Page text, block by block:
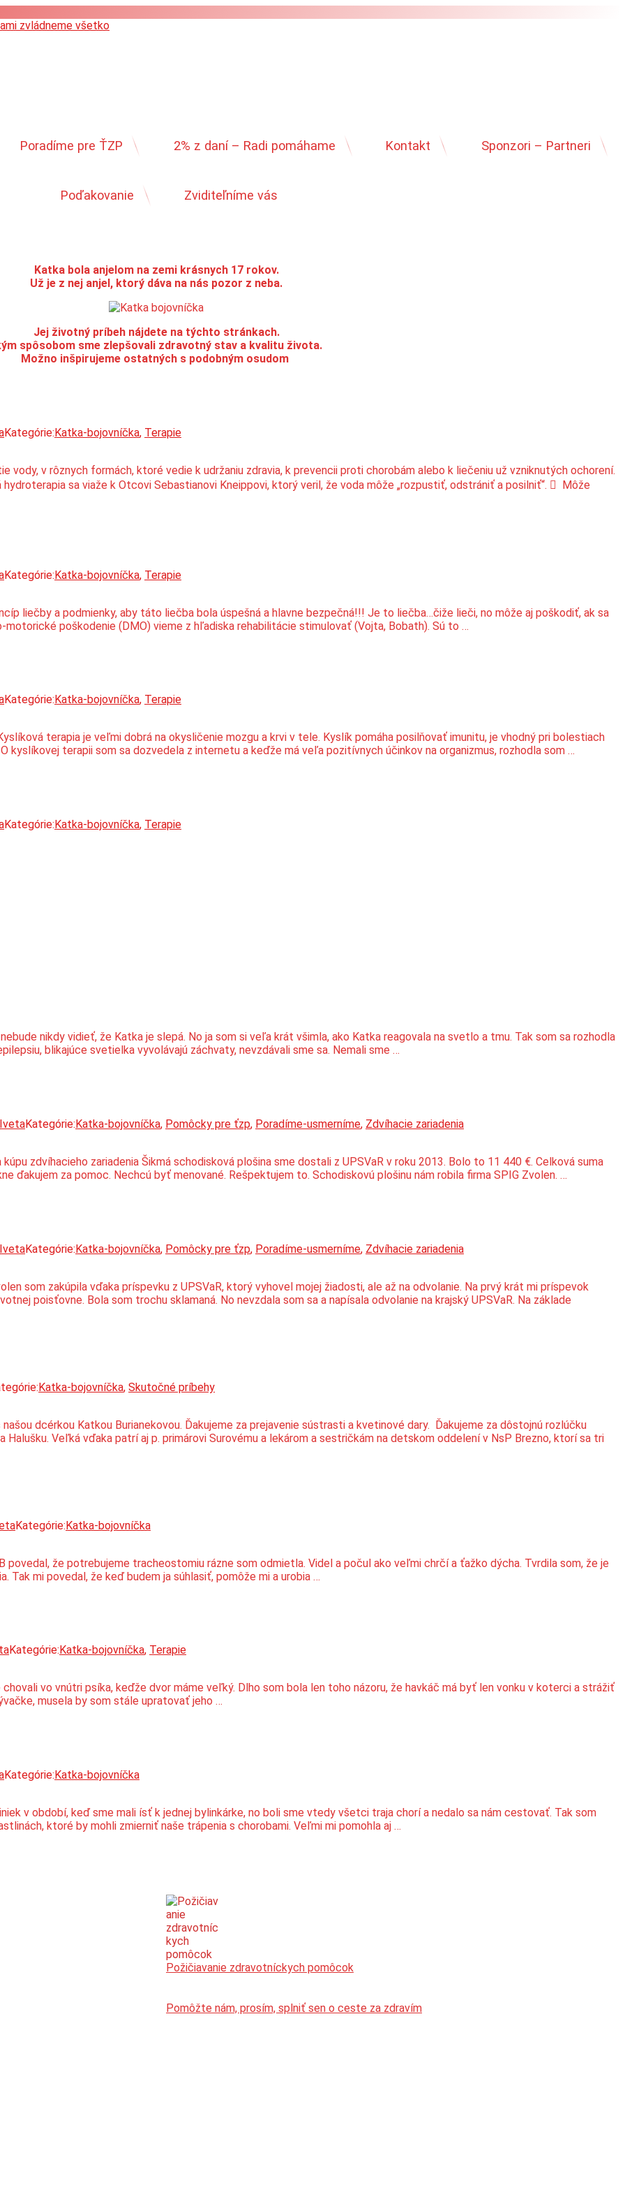
zvládneme všetko
Poradíme pre ŤZP 2% z daní – Radi pomáhame Kontakt Sponzori – Partneri
Poďakovanie Zviditeľníme vás
Katka bola anjelom na zemi krásnych 17 rokov.
Už je z nej anjel, ktorý dáva na nás pozor z neba.
Jej životný príbeh nájdete na týchto stránkach.
spôsobom sme zlepšovali zdravotný stav a kvalitu života.
Možno inšpirujeme ostatných s podobným osudom
Kategórie:Katka-bojovníčka, Terapie
v rôznych formách, ktoré vedie k udržaniu zdravia, k prevencii proti chorobám alebo k liečeniu už vzniknutých ochorení.
sa viaže k Otcovi Sebastianovi Kneippovi, ktorý veril, že voda môže „rozpustiť, odstrániť a posilniť“.  Môže
Kategórie:Katka-bojovníčka, Terapie
liečby a podmienky, aby táto liečba bola úspešná a hlavne bezpečná!!! Je to liečba…čiže lieči, no môže aj poškodiť, ak sa
poškodenie (DMO) vieme z hľadiska rehabilitácie stimulovať (Vojta, Bobath). Sú to …
Kategórie: Katka-bojovníčka, Terapie
terapia je veľmi dobrá na okysličenie mozgu a krvi v tele. Kyslík pomáha posilňovať imunitu, je vhodný pri bolestiach
kyslíkovej terapii som sa dozvedela z internetu a keďže má veľa pozitívnych účinkov na organizmus, rozhodla som …
Kategórie: Katka-bojovníčka, Terapie
nikdy vidieť, že Katka je slepá. No ja som si veľa krát všimla, ako Katka reagovala na svetlo a tmu. Tak som sa rozhodla
blikajúce svetielka vyvolávajú záchvaty, nevzdávali sme sa. Nemali sme …
IvetaKategórie:Katka-bojovníčka, Pomôcky pre ťzp, Poradíme-usmerníme, Zdvíhacie zariadenia
zdvíhacieho zariadenia Šikmá schodisková plošina sme dostali z UPSVaR v roku 2013. Bolo to 11 440 €. Celková suma
ďakujem za pomoc. Nechcú byť menované. Rešpektujem to. Schodiskovú plošinu nám robila firma SPIG Zvolen. …
IvetaKategórie:Katka-bojovníčka, Pomôcky pre ťzp, Poradíme-usmerníme, Zdvíhacie zariadenia
som zakúpila vďaka príspevku z UPSVaR, ktorý vyhovel mojej žiadosti, ale až na odvolanie. Na prvý krát mi príspevok
poisťovne. Bola som trochu sklamaná. No nevzdala som sa a napísala odvolanie na krajský UPSVaR. Na základe
Katka-bojovníčka, Skutočné príbehy
dcérkou Katkou Burianekovou. Ďakujeme za prejavenie sústrasti a kvetinové dary. Ďakujeme za dôstojnú rozlúčku
Halušku. Veľká vďaka patrí aj p. primárovi Surovému a lekárom a sestričkám na detskom oddelení v NsP Brezno, ktorí sa tri
Kategórie:Katka-bojovníčka
že potrebujeme tracheostomiu rázne som odmietla. Videl a počul ako veľmi chrčí a ťažko dýcha. Tvrdila som, že je
Tak mi povedal, že keď budem ja súhlasiť, pomôže mi a urobia …
Kategórie: Katka-bojovníčka, Terapie
vo vnútri psíka, keďže dvor máme veľký. Dlho som bola len toho názoru, že havkáč má byť len vonku v koterci a strážiť
musela by som stále upratovať jeho …
Kategórie:Katka-bojovníčka
v období, keď sme mali ísť k jednej bylinkárke, no boli sme vtedy všetci traja chorí a nedalo sa nám cestovať. Tak som
ktoré by mohli zmierniť naše trápenia s chorobami. Veľmi mi pomohla aj …
Požičiavanie zdravotníckych pomôcok
Pomôžte nám, prosím, splniť sen o ceste za zdravím